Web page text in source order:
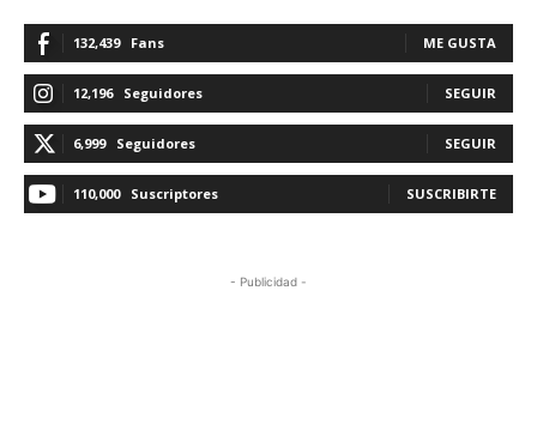
132,439 Fans ME GUSTA
12,196 Seguidores SEGUIR
6,999 Seguidores SEGUIR
110,000 Suscriptores SUSCRIBIRTE
- Publicidad -